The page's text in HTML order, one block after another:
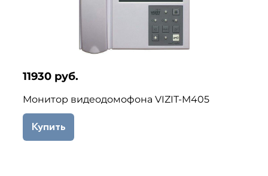
11930 руб.
Монитор видеодомофона VIZIT-M405
Купить